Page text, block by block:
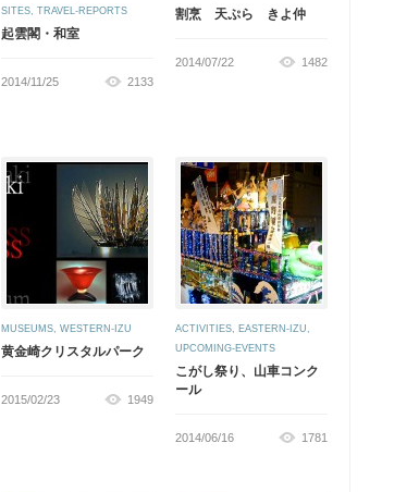
SITES, TRAVEL-REPORTS
起雲閣・和室
2014/11/25 2133
割烹 天ぷら きよ仲
2014/07/22 1482
MUSEUMS, WESTERN-IZU
黄金崎クリスタルパーク
2015/02/23 1949
ACTIVITIES, EASTERN-IZU,
UPCOMING-EVENTS
こがし祭り、山車コンク
ール
2014/06/16 1781